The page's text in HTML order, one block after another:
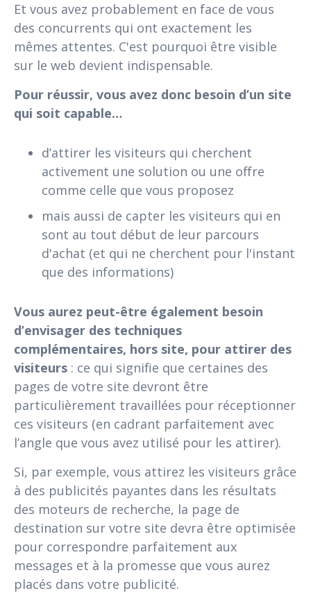
Et vous avez probablement en face de vous
des concurrents qui ont exactement les
mêmes attentes. C'est pourquoi être visible
sur le web devient indispensable.
Pour réussir, vous avez donc besoin d’un site
qui soit capable…
d’attirer les visiteurs qui cherchent
activement une solution ou une offre
comme celle que vous proposez
mais aussi de capter les visiteurs qui en
sont au tout début de leur parcours
d'achat (et qui ne cherchent pour l'instant
que des informations)
Vous aurez peut-être également besoin
d’envisager des techniques
complémentaires, hors site, pour attirer des
visiteurs : ce qui signifie que certaines des
pages de votre site devront être
particulièrement travaillées pour réceptionner
ces visiteurs (en cadrant parfaitement avec
l’angle que vous avez utilisé pour les attirer).
Si, par exemple, vous attirez les visiteurs grâce
à des publicités payantes dans les résultats
des moteurs de recherche, la page de
destination sur votre site devra être optimisée
pour correspondre parfaitement aux
messages et à la promesse que vous aurez
placés dans votre publicité.